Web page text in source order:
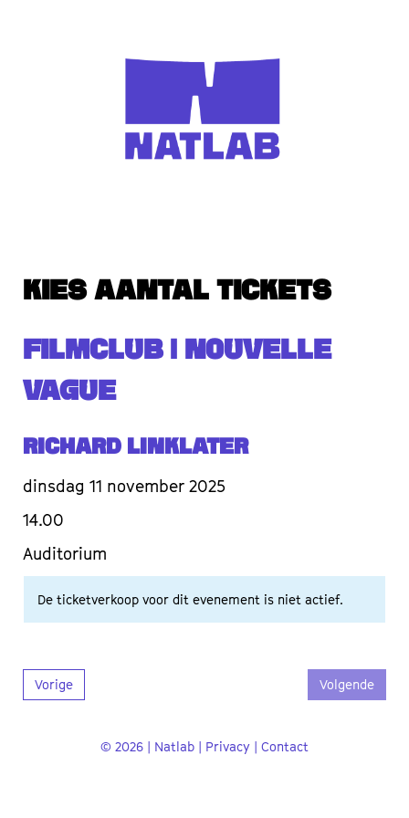
KIES AANTAL TICKETS
FILMCLUB | NOUVELLE
VAGUE
Richard Linklater
dinsdag 11 november 2025
14.00
Auditorium
De ticketverkoop voor dit evenement is niet actief.
Vorige Volgende
© 2026 | Natlab | Privacy | Contact